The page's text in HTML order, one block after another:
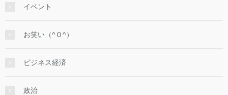
イベント
お笑い（^Ｏ^）
ビジネス経済
政治